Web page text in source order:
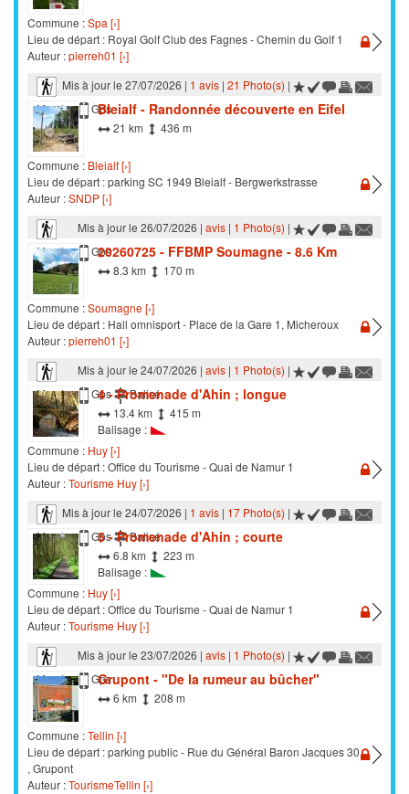
Commune :Spa [›]
Lieu de départ : Royal Golf Club des Fagnes - Chemin du Golf 1
Auteur :pierreh01 [›]
Mis à jour le 27/07/2026 | 1 avis| 21 Photo(s) |
Marche
Gps
Bleialf - Randonnée découverte en Eifel
21 km 436 m
Commune : Bleialf [›]
Lieu de départ : parking SC 1949 Bleialf - Bergwerkstrasse
Auteur :SNDP [›]
Mis à jour le 26/07/2026 | avis| 1 Photo(s) |
Marche
Gps
20260725 - FFBMP Soumagne - 8.6 Km
8.3 km 170 m
Commune :Soumagne [›]
Lieu de départ : Hall omnisport - Place de la Gare 1, Micheroux
Auteur :pierreh01 [›]
Mis à jour le 24/07/2026 | avis| 1 Photo(s) |
Marche
Gps Balisé
4 - Promenade d'Ahin ; longue
13.4 km
415 m
Balisage :
Commune : Huy [›]
Lieu de départ : Office du Tourisme - Quai de Namur 1
Auteur :Tourisme Huy [›]
Mis à jour le 24/07/2026 | 1 avis| 17 Photo(s) |
Marche
Gps Balisé
5 - Promenade d'Ahin ; courte
6.8 km
223 m
Balisage :
Commune : Huy [›]
Lieu de départ : Office du Tourisme - Quai de Namur 1
Auteur :Tourisme Huy [›]
Mis à jour le 23/07/2026 | avis| 1 Photo(s) |
Marche
Gps
Grupont - "De la rumeur au bûcher"
6 km 208 m
Commune :Tellin [›]
Lieu de départ : parking public - Rue du Général Baron Jacques 30
, Grupont
Auteur :TourismeTellin [›]